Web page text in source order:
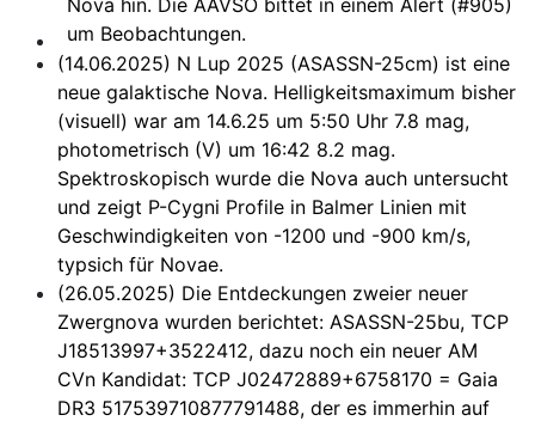
um Beobachtungen.
(14.06.2025) N Lup 2025 (ASASSN-25cm) ist eine
neue galaktische Nova. Helligkeitsmaximum bisher
(visuell) war am 14.6.25 um 5:50 Uhr 7.8 mag,
photometrisch (V) um 16:42 8.2 mag.
Spektroskopisch wurde die Nova auch untersucht
und zeigt P-Cygni Profile in Balmer Linien mit
Geschwindigkeiten von -1200 und -900 km/s,
typsich für Novae.
(26.05.2025) Die Entdeckungen zweier neuer
Zwergnova wurden berichtet: ASASSN-25bu, TCP
J18513997+3522412, dazu noch ein neuer AM
CVn Kandidat: TCP J02472889+6758170 = Gaia
DR3 517539710877791488, der es immerhin auf